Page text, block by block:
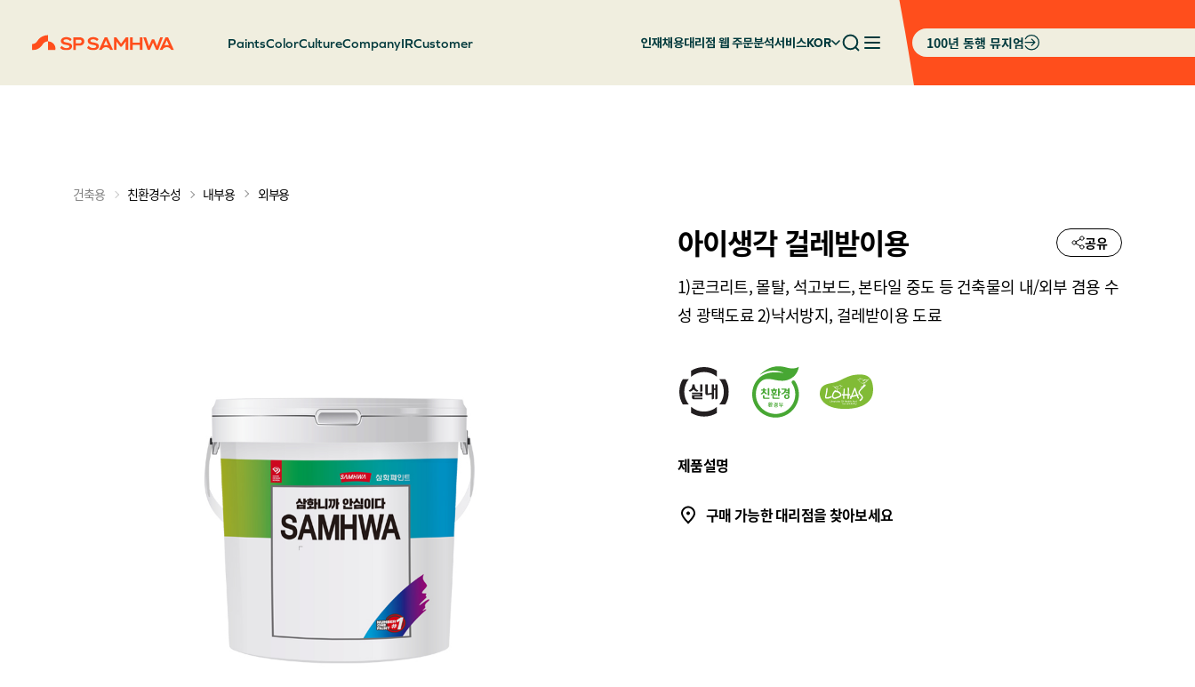
PaintsColorCultureCompanyIRCustomer 인재채용대리점 웹 주문분석서비스KOR 100년 동행 뮤지엄
건축용 친환경수성 내부용 외부용
아이생각 걸레받이용 공유
1)콘크리트, 몰탈, 석고보드, 본타일 중도 등 건축물의 내/외부 겸용 수
성 광택도료 2)낙서방지, 걸레받이용 도료
제품설명
구매 가능한 대리점을 찾아보세요